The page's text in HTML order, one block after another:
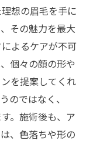
想の眉毛を手に
その魅力を最大
よるケアが不可
個々の顔の形や
を提案してくれ
のではなく、
。施術後も、ア
、色落ちや形の